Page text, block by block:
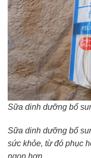
Sữa dinh dưỡng bổ
Sữa dinh dưỡng bổ
sức khỏe, từ đó phục
ngon hơn